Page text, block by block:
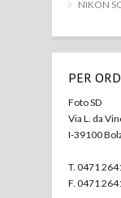
NIKON
PER
Foto SD
Via L. da
I-39100
T. 0471
F. 0471